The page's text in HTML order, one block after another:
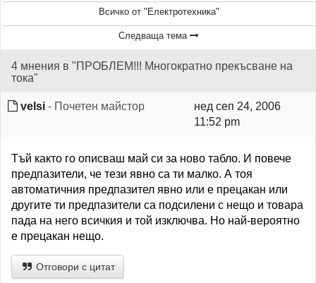
Всичко от "Електротехника"
Следваща тема
4 мнения в "ПРОБЛЕМ!!! Многократно прекъсване на
тока"
velsi - Почетен майстор
нед сеп 24, 2006
11:52 pm
Тъй както го описваш май си за ново табло. И повече
предпазители, че тези явно са ти малко. А тоя
автоматичния предпазител явно или е прецакан или
другите ти предпазители са подсилени с нещо и товара
пада на него всичкия и той изключва. Но най-вероятно
е прецакан нещо.
Отговори с цитат